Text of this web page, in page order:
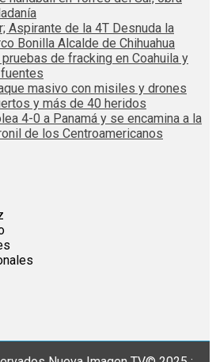
Aspirante de la 4T Desnuda la
Bonilla Alcalde de Chihuahua
de fracking en Coahuila y
masivo con misiles y drones
y más de 40 heridos
4-0 a Panamá y se encamina a la
de los Centroamericanos